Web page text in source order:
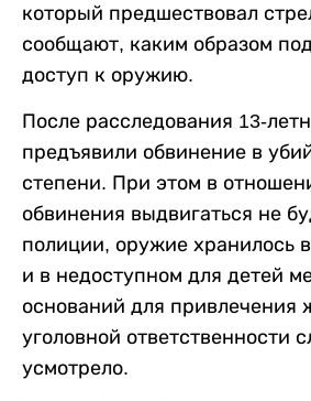
который предшествовал
сообщают, каким образом
доступ к оружию.
После расследования 13-
предъявили обвинение в
степени. При этом в
обвинения выдвигаться не
полиции, оружие хранилось
и в недоступном для детей
оснований для
уголовной ответственности
усмотрело.